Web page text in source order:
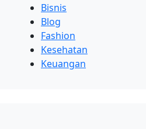
Bisnis
Blog
Fashion
Kesehatan
Keuangan